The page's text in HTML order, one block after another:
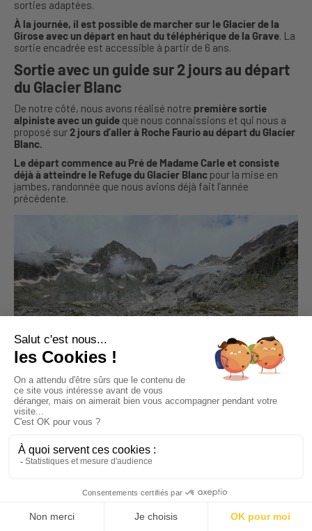
sorties adaptées.
À la journée, il est possible de marcher sur le Glacier de la
Girose avec un départ en haut du téléphérique de la Grave. La
sortie encadrée est accessible à partir de 6 ans.
Sortie avec un guide sur 2 jours au départ
du Glacier Blanc
De notre côté, nous avons réalisé notre première sortie
alpiniste avec un guide que nous connaissions et qui nous a
proposé sur2 jours d’aller à Roche Faurio au départ du Glacier
Blanc.
Le départ commence au Pré de Madame Carle et consiste
déjà à atteindre le Refuge du Glacier Blanc pour la mise en
jambes, randonnée que nous avions déjà fait l’année
précédente.
Séjour nature en famille dans le Pays des Ecrins
Ensuite, on poursuit l’ ascension sur le glacier Blanc, pour
atteindre le Refuge des Ecrins situé à 3100m
crevasses impressionnantesprofondes de plusieurs dizaines